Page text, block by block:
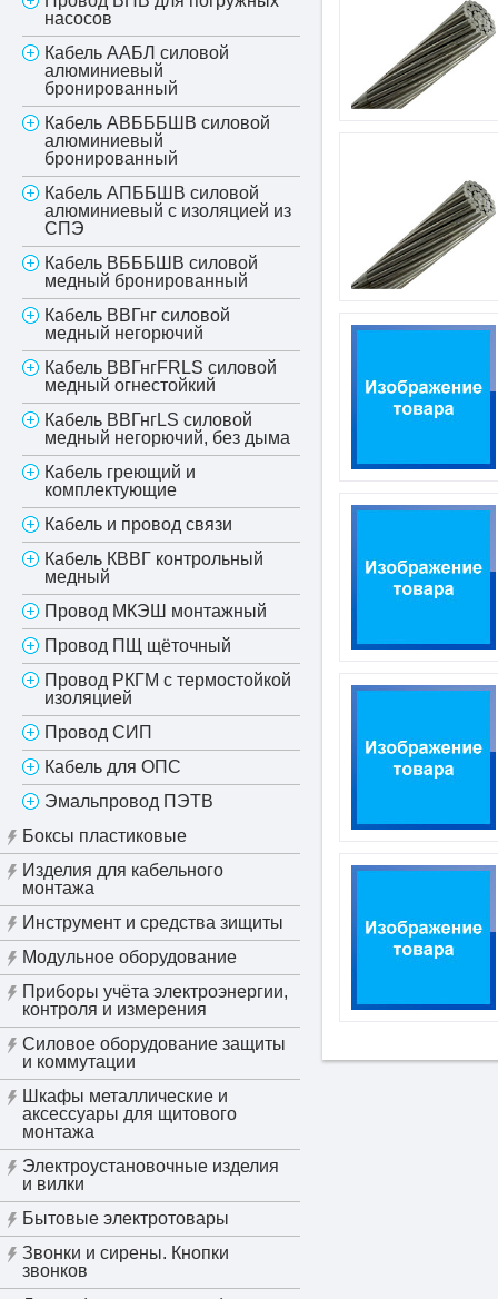
насосов
Кабель ААБЛ силовой
алюминиевый
бронированный
Кабель АВБББШВ силовой
алюминиевый
бронированный
Кабель АПББШВ силовой
алюминиевый с изоляцией из
СПЭ
Кабель ВБББШВ силовой
медный бронированный
Кабель ВВГнг силовой
медный негорючий
Кабель ВВГнгFRLS силовой
медный огнестойкий
Кабель ВВГнгLS силовой
медный негорючий, без дыма
Кабель греющий и
комплектующие
Кабель и провод связи
Кабель КВВГ контрольный
медный
Провод МКЭШ монтажный
Провод ПЩ щёточный
Провод РКГМ с термостойкой
изоляцией
Провод СИП
Кабель для ОПС
Эмальпровод ПЭТВ
Боксы пластиковые
Изделия для кабельного
монтажа
Инструмент и средства зищиты
Модульное оборудование
Приборы учёта электроэнергии,
контроля и измерения
Силовое оборудование защиты
и коммутации
Шкафы металлические и
аксессуары для щитового
монтажа
Электроустановочные изделия
и вилки
Бытовые электротовары
Звонки и сирены. Кнопки
звонков